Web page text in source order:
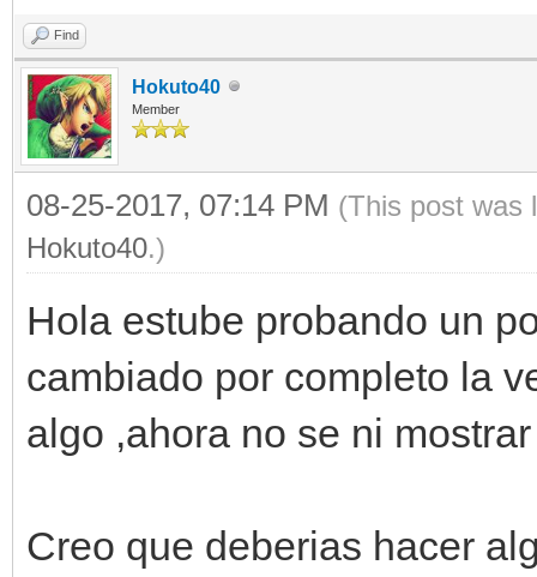
Find
Hokuto40
Member
08-25-2017, 07:14 PM (This post was
Hokuto40.)
Hola estube probando un
cambiado por completo la
algo ,ahora no se ni
Creo que deberias hacer